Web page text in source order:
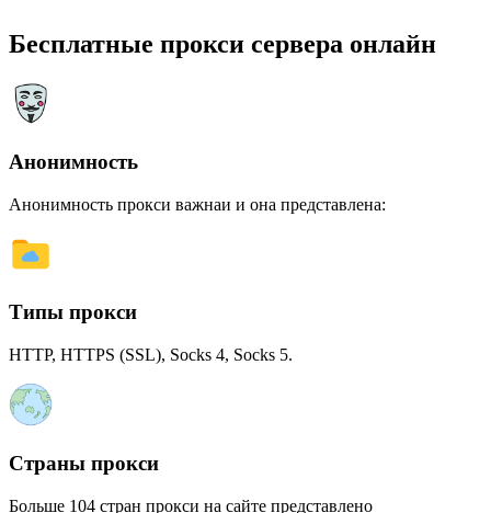
Бесплатные прокси сервера онлайн
Анонимность
Анонимность прокси важнаи и она представлена:
Типы прокси
HTTP, HTTPS (SSL), Socks 4, Socks 5.
Страны прокси
Больше 104 стран прокси на сайте представлено